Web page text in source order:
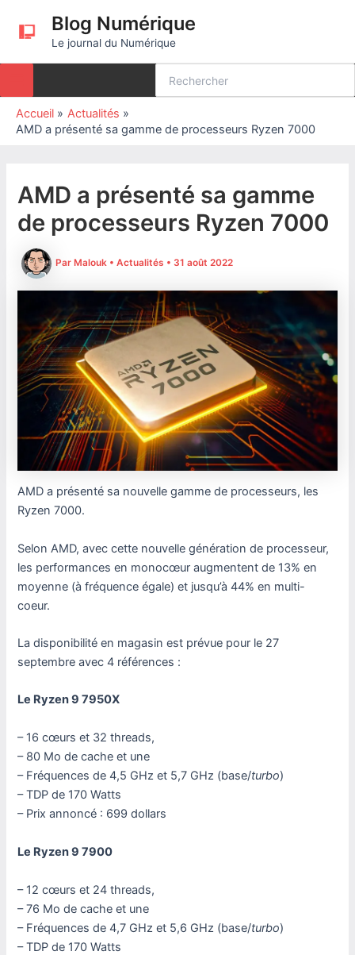
Blog Numérique
Le journal du Numérique
Accueil
Actualités
AMD a présenté sa gamme de processeurs Ryzen 7000
AMD a présenté sa gamme
de processeurs Ryzen 7000
Par Malouk •Actualités • 31 août 2022
AMD a présenté sa nouvelle gamme de processeurs, les
Ryzen 7000.
Selon AMD, avec cette nouvelle génération de processeur,
les performances en monocœur augmentent de 13% en
moyenne (à fréquence égale) et jusqu’à 44% en multi-
coeur.
La disponibilité en magasin est prévue pour le 27
septembre avec 4 références :
Le Ryzen 9 7950X
– 16 cœurs et 32 threads,
– 80 Mo de cache et une
– Fréquences de 4,5 GHz et 5,7 GHz (base/turbo)
– TDP de 170 Watts
– Prix annoncé : 699 dollars
Le Ryzen 9 7900
– 12 cœurs et 24 threads,
– 76 Mo de cache et une
– Fréquences de 4,7 GHz et 5,6 GHz (base/turbo)
– TDP de 170 Watts